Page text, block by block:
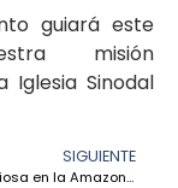
guiará este
misión
Iglesia Sinodal
SIGUIENTE
La Vida Religiosa en la Amazonía